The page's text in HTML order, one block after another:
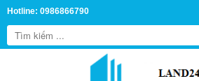
Hotline: 0986866790